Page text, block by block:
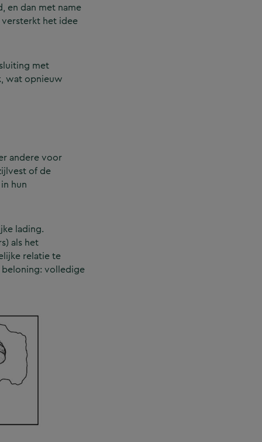
en dan met name
versterkt het idee
met
wat opnieuw
andere voor
of de
hun
lading.
als het
relatie te
beloning: volledige